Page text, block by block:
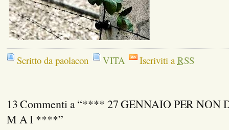
Scritto da paolacon VITA Iscriviti a RSS
13 Commenti a “**** 27 GENNAIO PER NON
M A I ****”